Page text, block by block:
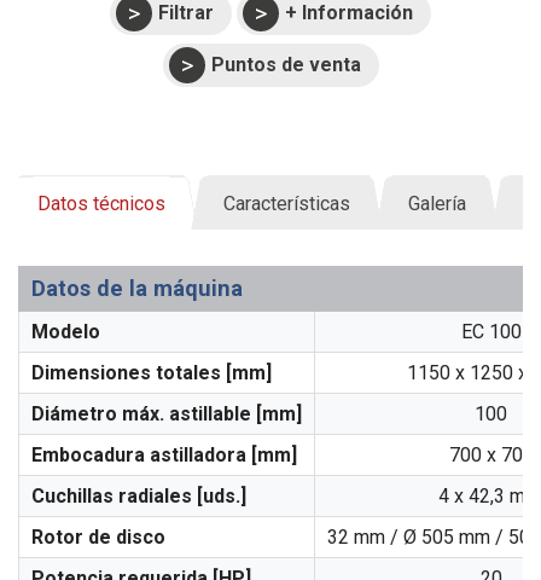
Filtrar + Información
Puntos de venta
Datos técnicos Características Galería
Datos de la máquina
Modelo
EC 100
Dimensiones totales [mm]
1150 x 1250 x
Diámetro máx. astillable [mm]
100
Embocadura astilladora [mm]
700 x 700
Cuchillas radiales [uds.]
4 x 42,3 m/
Rotor de disco
32 mm / Ø 505 mm / 50